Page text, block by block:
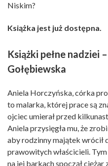
Niskim?
Książka jest już dostępna.
Książki pełne nadziei –
Gołębiewska
Aniela Horczyńska, córka
to malarka, której prace są
ojciec umierał przed
Aniela przysięgła mu, że
aby rodzinny majątek wrócił
prawowitych właścicieli.
na jej barkach spoczął ciężar